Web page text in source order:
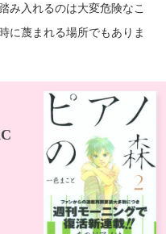
み入れるのは大変危険なこ
に蔑まれる場所でもありま